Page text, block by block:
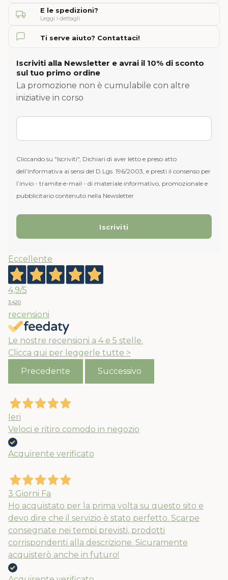
E le spedizioni?
Leggi i dettagli
Ti serve aiuto? Contattaci!
Iscriviti alla Newsletter e avrai il 10% di sconto
sul tuo primo ordine
La promozione non è cumulabile con altre
iniziative in corso
Cliccando su "Iscriviti", Dichiari di aver letto e preso atto
dell’Informativa ai sensi del D.Lgs. 196/2003, e presti il consenso per
l’invio - tramite e-mail - di materiale informativo, promozionale e
pubblicitario contenuto nella Newsletter
Eccellente
4,9/5
3.420
recensioni
Le nostre recensioni a 4 e 5 stelle.
Clicca qui per leggerle tutte >
Precedente
Successivo
Ieri
Veloci e ritiro comodo in negozio
Acquirente verificato
3 Giorni Fa
Ho acquistato per la prima volta su questo sito e
devo dire che il servizio è stato perfetto. Scarpe
consegnate nei tempi previsti, prodotti
corrispondenti alla descrizione. Sicuramente
acquisterò anche in futuro!